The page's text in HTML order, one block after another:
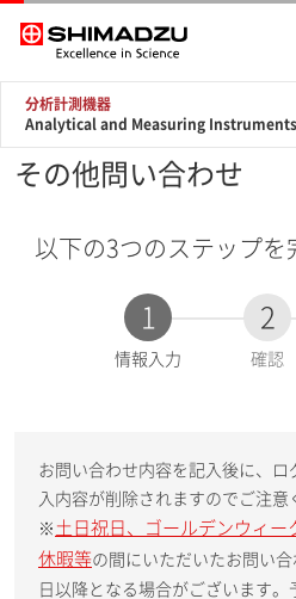
分析計測機器
Analytical and Measuring Instruments
その他問い合わせ
以下の3つのステップを
1
現
情報入力
2
確認
お問い合わせ内容を記入後に、
入内容が削除されますのでご注意
※ 土日祝日、ゴールデンウィー
休暇等の間にいただいたお問い
日以降となる場合がございます。